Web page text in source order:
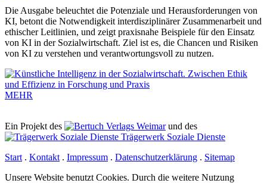
Die Ausgabe beleuchtet die Potenziale und Herausforderungen von
KI, betont die Notwendigkeit interdisziplinärer Zusammenarbeit und
ethischer Leitlinien, und zeigt praxisnahe Beispiele für den Einsatz
von KI in der Sozialwirtschaft. Ziel ist es, die Chancen und Risiken
von KI zu verstehen und verantwortungsvoll zu nutzen.
MEHR
Ein Projekt des Verlags Weimarund des
Trägerwerk Soziale Dienste
Start . Kontakt . Impressum . Datenschutz­erklärung . Sitemap
Unsere Website benutzt Cookies. Durch die weitere Nutzung